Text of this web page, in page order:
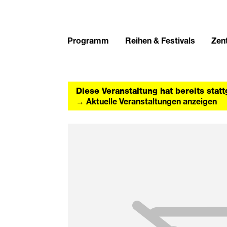
Programm Reihen & Festivals
Diese Veranstaltung hat bereits
→ Aktuelle Veranstaltungen anzeigen